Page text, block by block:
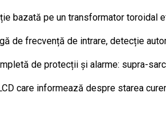
bazată pe un transformator toroidal
de frecvență de intrare, detecție
de protecții și alarme: supra-
care informează despre starea